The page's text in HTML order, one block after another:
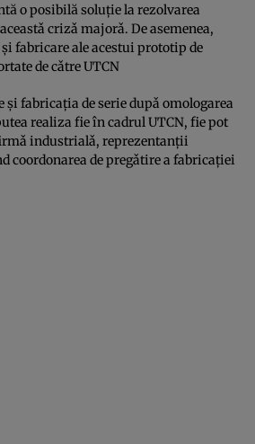
o posibilă soluţie la rezolvarea
crizǎ majorǎ. De asemenea,
fabricare ale acestui prototip de
de cǎtre UTCN
fabricaţia de serie dupǎ omologarea
realiza fie în cadrul UTCN, fie pot
industrialǎ, reprezentanţii
coordonarea de pregǎtire a fabricaţiei